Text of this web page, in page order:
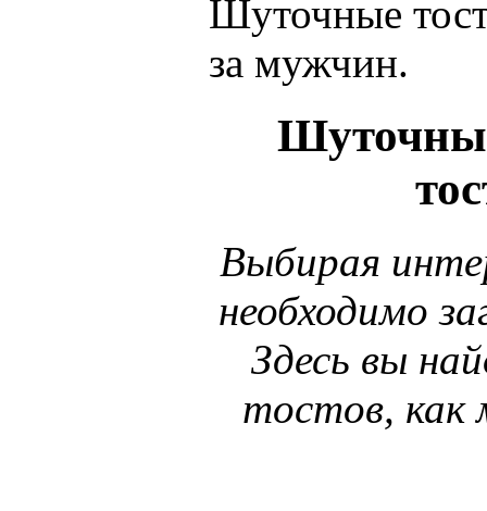
Шуточные
за мужчин.
Выбирая
необходимо
Здесь вы
тостов, как